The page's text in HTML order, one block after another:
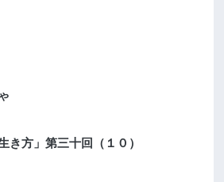
き方」第三十回（１０）